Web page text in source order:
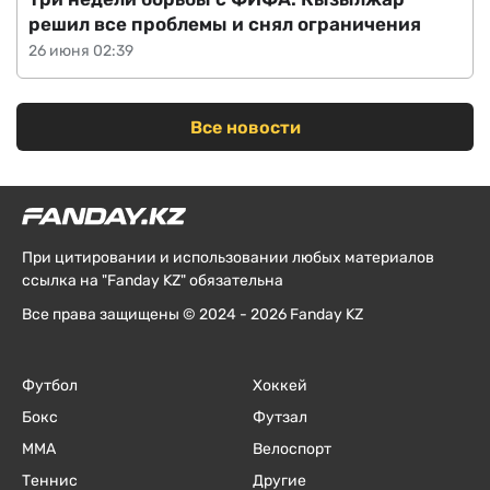
26 июня 02:39
решил все проблемы и снял ограничения
Все новости
При цитировании и использовании любых материалов
ссылка на "Fanday KZ" обязательна
Все права защищены © 2024 - 2026 Fanday KZ
Футбол
Бокс
ММА
Теннис
Хоккей
Футзал
Велоспорт
Другие